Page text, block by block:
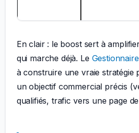
En clair : le boost sert à
qui marche déjà. Le
à construire une vraie stratégie
un objectif commercial précis
qualifiés, trafic vers une page